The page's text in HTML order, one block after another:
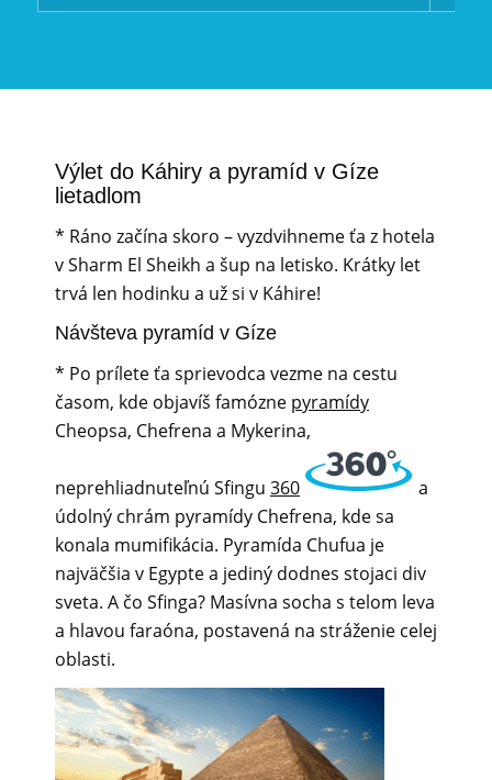
Výlet do Káhiry a pyramíd v Gíze
lietadlom
* Ráno začína skoro – vyzdvihneme ťa z hotela
v Sharm El Sheikh a šup na letisko. Krátky let
trvá len hodinku a už si v Káhire!
Návšteva pyramíd v Gíze
* Po prílete ťa sprievodca vezme na cestu
časom, kde objavíš famózne pyramídy
Cheopsa, Chefrena a Mykerina,
neprehliadnuteľnú Sfingu 360
a
údolný chrám pyramídy Chefrena, kde sa
konala mumifikácia. Pyramída Chufua je
najväčšia v Egypte a jediný dodnes stojaci div
sveta. A čo Sfinga? Masívna socha s telom leva
a hlavou faraóna, postavená na stráženie celej
oblasti.